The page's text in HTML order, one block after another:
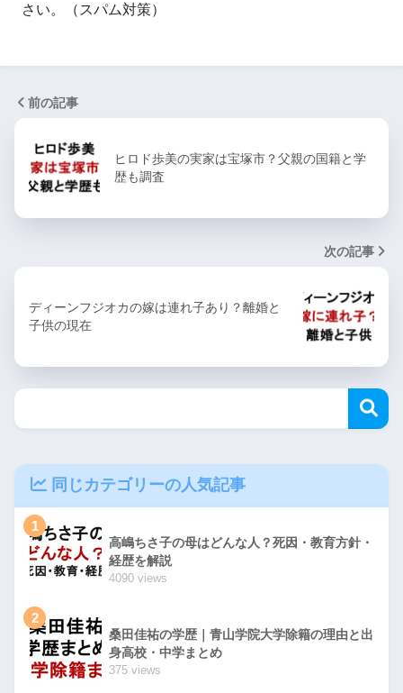
さい。（スパム対策）
前の記事
ヒロド歩美の実家は宝塚市？父親の国籍と学
歴も調査
次の記事
ディーンフジオカの嫁は連れ子あり？離婚と
子供の現在
同じカテゴリーの人気記事
1
高嶋ちさ子の母はどんな人？死因・教育方針・
経歴を解説
4090 views
2
桑田佳祐の学歴｜青山学院大学除籍の理由と出
身高校・中学まとめ
375 views